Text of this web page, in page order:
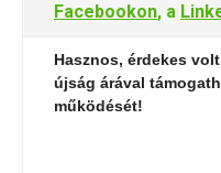
Facebookon, a
Hasznos, érdekes
újság árával
működését!